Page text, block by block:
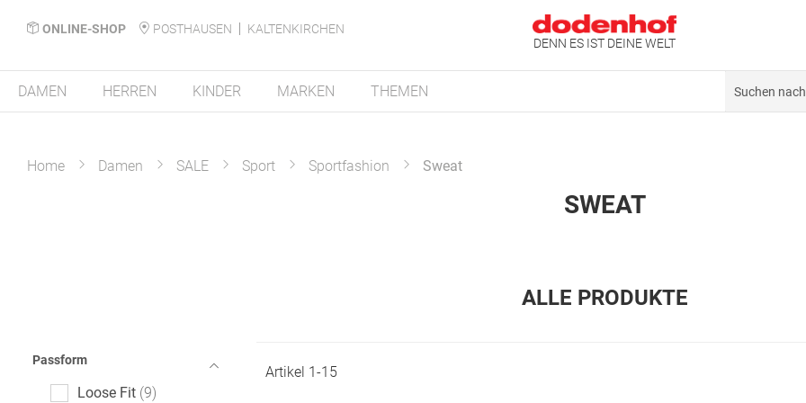
ONLINE-SHOP POSTHAUSEN
KALTENKIRCHEN
DENN ES IST DEINE WELT
DAMEN HERREN KINDER MARKEN THEMEN
Home Damen SALE Sport Sportfashion Sweat
SWEAT
ALLE PRODUKTE
Passform
Loose Fit 9
Artikel 1-15